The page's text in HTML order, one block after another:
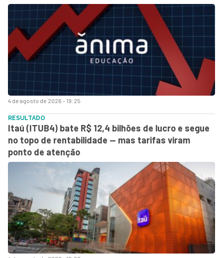
4 de agosto de 2026 - 19:25
RESULTADO
Itaú (ITUB4) bate R$ 12,4 bilhões de lucro e segue
no topo de rentabilidade — mas tarifas viram
ponto de atenção